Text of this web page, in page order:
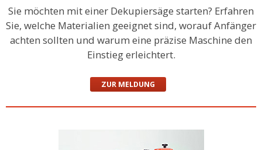
Sie möchten mit einer Dekupiersäge starten? Erfahren
Sie, welche Materialien geeignet sind, worauf Anfänger
achten sollten und warum eine präzise Maschine den
Einstieg erleichtert.
ZUR MELDUNG